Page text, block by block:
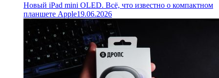
Новый iPad mini OLED. Всё, что известно о компактном
планшете Apple19.06.2026